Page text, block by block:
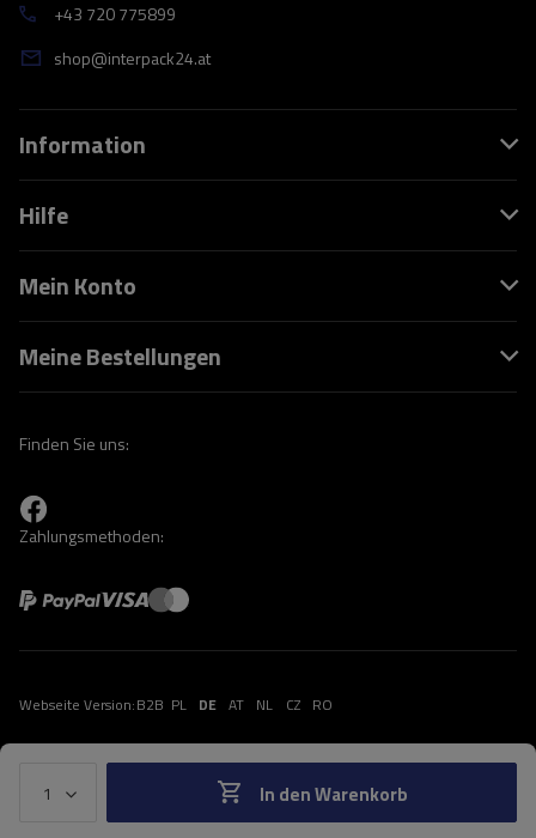
In den Warenkorb
+43 720 775899
shop@interpack24.at
Information
Hilfe
Mein Konto
Meine Bestellungen
Finden Sie uns:
Zahlungsmethoden:
Webseite Version:B2B PL DE AT NL CZ RO